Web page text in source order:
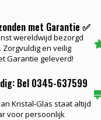
met Garantie ✅
wereldwijd bezorgd
Zorgvuldig en veilig
Garantie geleverd!
Bel 0345-637599
Kristal-Glas staat altijd
voor persoonlijk